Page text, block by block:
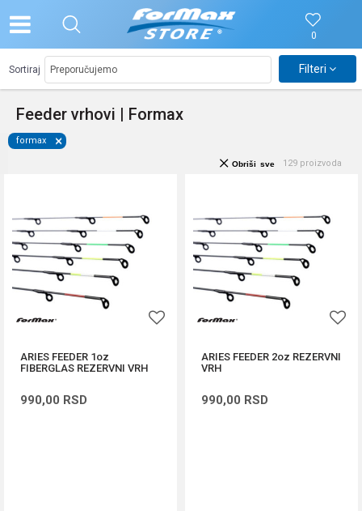
0
Feeder vrhovi | Formax
Sortiraj Filteri
formax
129 proizvoda
Obriši sve
ARIES FEEDER 1oz
FIBERGLAS REZERVNI VRH
990,00 RSD
ARIES FEEDER 2oz REZERVNI
VRH
990,00 RSD